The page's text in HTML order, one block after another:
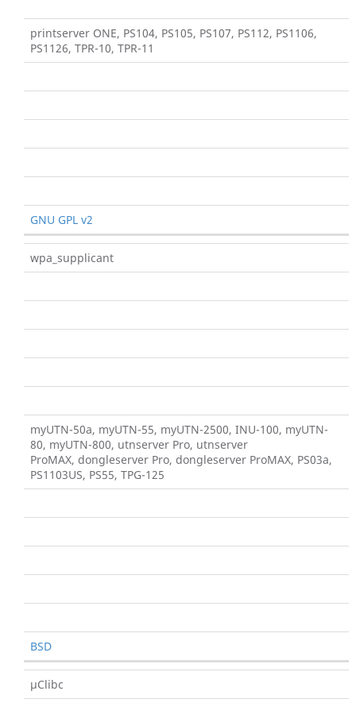
printserver ONE, PS104, PS105, PS107, PS112, PS1106,
PS1126, TPR-10, TPR-11
GNU GPL v2
wpa_supplicant
myUTN-50a, myUTN-55, myUTN-2500, INU-100, myUTN-
80, myUTN-800, utnserver Pro, utnserver
ProMAX, dongleserver Pro, dongleserver ProMAX, PS03a,
PS1103US, PS55, TPG-125
BSD
µClibc